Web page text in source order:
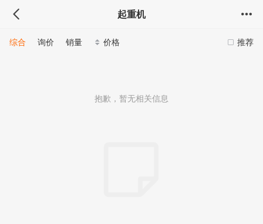
起重机
推荐
综合 询价 销量 价格
抱歉，暂无相关信息